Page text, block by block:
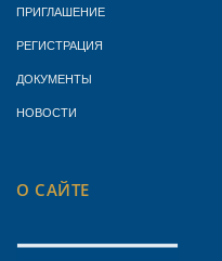
ПРИГЛАШЕНИЕ
РЕГИСТРАЦИЯ
ДОКУМЕНТЫ
НОВОСТИ
О САЙТЕ